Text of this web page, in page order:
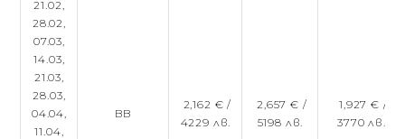
21.02,
28.02,
07.03,
14.03,
21.03,
28.03,
04.04,
11.04,
BB
2,162 € /
4229 лв.
2,657 € /
5198 лв.
1,927 € /
3770 лв.